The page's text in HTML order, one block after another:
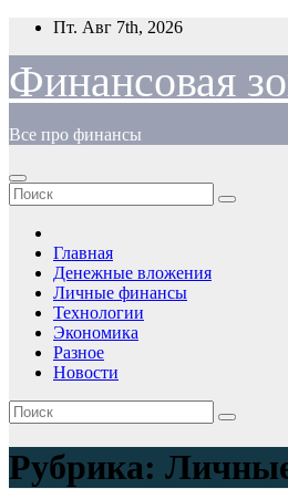
Перейти
содержимому
Пт. Авг 7th, 2026
Финансовая
Все про финансы
Главная
Денежные вложения
Личные финансы
Технологии
Экономика
Разное
Новости
Рубрика: